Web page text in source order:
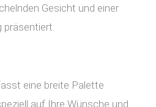
Gesicht und einer
präsentiert.
eine breite Palette
auf Ihre Wünsche und